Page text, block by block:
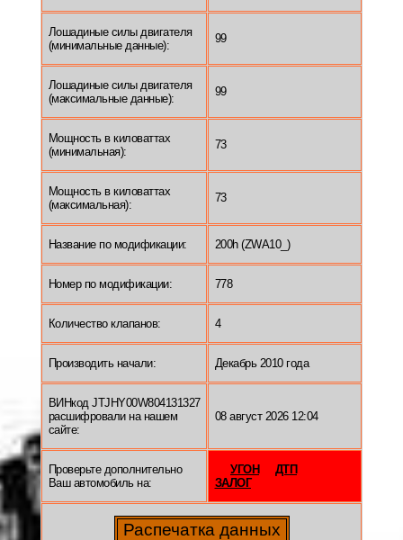
Лошадиные силы двигателя
(минимальные данные):
99
Лошадиные силы двигателя
(максимальные данные):
99
Мощность в киловаттах
(минимальная):
73
Мощность в киловаттах
(максимальная):
73
Название по модификации: 200h (ZWA10_)
Номер по модификации: 778
Количество клапанов: 4
Производить начали: Декабрь 2010 года
ВИНкод JTJHY00W804131327
расшифровали на нашем
сайте:
08 август 2026 12:04
Проверьте дополнительно
Ваш автомобиль на:
УГОН
ДТП
ЗАЛОГ